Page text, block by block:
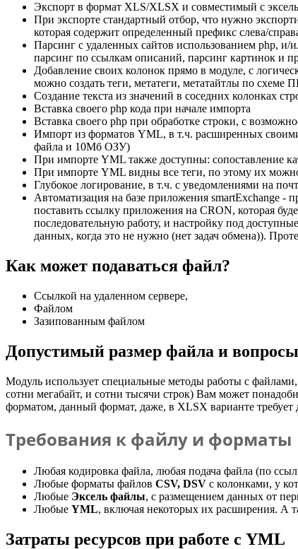
Экспорт в формат XLS/XLSX и совместимый с
При экспорте стандартный отбор, что нужно
которая содержит определенный префикс слева/
Парсинг с удаленных сайтов использованием php, и/
парсинг по ссылкам описаний, парсинг картинок и
Добавление своих колонок прямо в модуле, с
можно создать теги, метатеги, метатайтлы по
Создание текста из значений в соседних колонках
Вставка своего php кода при начале импорта
Вставка своего php при обработке строки, с
Импорт из форматов YML, в т.ч. расширенных
файла и 10Мб ОЗУ)
При импорте YML также доступны: сопоставление
При импорте YML видны все теги, по этому их
Глубокое логирование, в т.ч. с уведомлениями на
Автоматизация на базе приложения smartExchange -
поставить ссылку приложения на CRON, которая
последовательную работу, и настройку под
данных, когда это не нужно (нет задач обмена)).
Как может подаваться файл?
Ссылкой на удаленном сервере,
Файлом
Зазипованным файлом
Допустимый размер файла и
Модуль использует специальные методы работы с
сотни мегабайт, и сотни тысячи строк) Вам может
форматом, данный формат, даже, в XLSX варианте
Требования к файлу и форматы
Любая кодировка файла, любая подача файла (по
Любые форматы файлов CSV, DSV с колонками, у
Любые Эксель файлы, с размещением данных от
Любые YML, включая некоторых их расширения. А
Затраты ресурсов при работе с YML